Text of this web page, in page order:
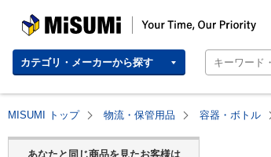
MISUMI | Your Time, Our Priority
カテゴリ・メーカーから探す
MISUMI トップ 物流・保管用品 容器・ボトル
あなたと同じ商品を見たお客様は